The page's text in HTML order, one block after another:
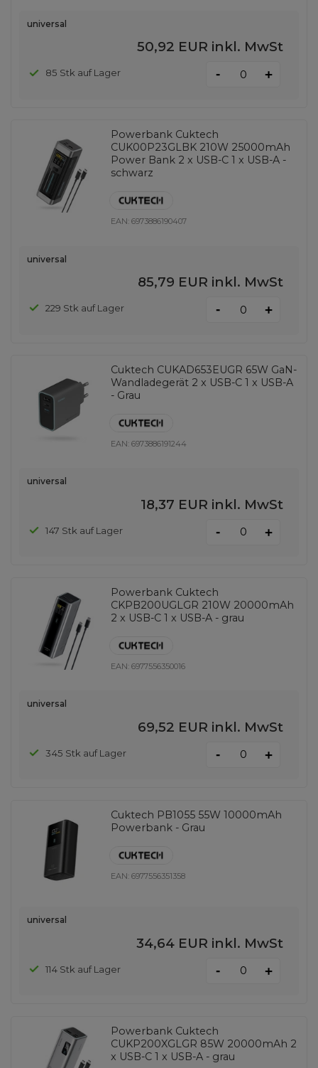
universal
50,92 EUR inkl. MwSt
85 Stk auf Lager - +
Powerbank Cuktech
CUK00P23GLBK 210W 25000mAh
Power Bank 2 x USB-C 1 x USB-A -
schwarz
EAN:6973886190407
universal
85,79 EUR inkl. MwSt
229 Stk auf Lager - +
Cuktech CUKAD653EUGR 65W GaN-
Wandladegerät 2 x USB-C 1 x USB-A
- Grau
EAN:6973886191244
universal
18,37 EUR inkl. MwSt
147 Stk auf Lager - +
Powerbank Cuktech
CKPB200UGLGR 210W 20000mAh
2 x USB-C 1 x USB-A - grau
EAN:6977556350016
universal
69,52 EUR inkl. MwSt
345 Stk auf Lager - +
Cuktech PB1055 55W 10000mAh
Powerbank - Grau
EAN:6977556351358
universal
34,64 EUR inkl. MwSt
114 Stk auf Lager - +
Powerbank Cuktech
CUKP200XGLGR 85W 20000mAh 2
x USB-C 1 x USB-A - grau